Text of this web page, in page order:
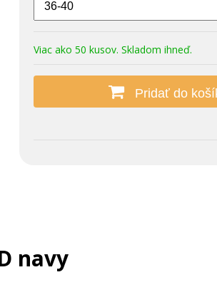
Viac ako 50 kusov. Skladom ihneď.
Pridať do
navy